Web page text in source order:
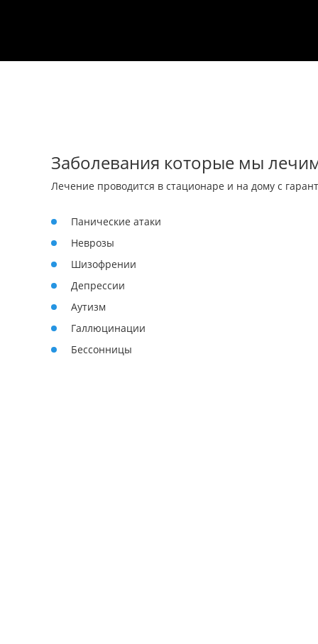
Заболевания которые мы
Лечение проводится в стационаре и на дому с
Панические атаки
Неврозы
Шизофрении
Депрессии
Аутизм
Галлюцинации
Бессонницы